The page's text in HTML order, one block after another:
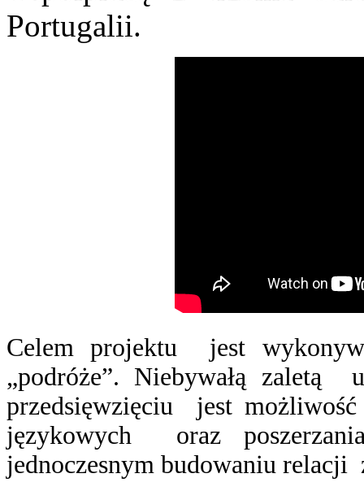
Portugalii.
Celem projektu jest
„podróże”. Niebywałą zaletą
przedsięwzięciu jest
językowych oraz
jednoczesnym budowaniu